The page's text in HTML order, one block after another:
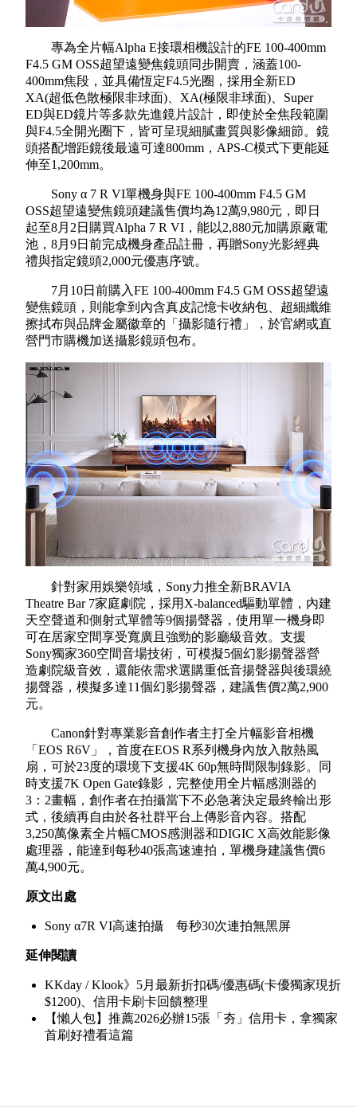
專為全片幅Alpha E接環相機設計的FE 100-400mm
F4.5 GM OSS超望遠變焦鏡頭同步開賣，涵蓋100-
400mm焦段，並具備恆定F4.5光圈，採用全新ED
XA(超低色散極限非球面) XA(極限非球面)
Super
ED與ED鏡片等多款先進鏡片設計，即使於全焦段範圍
與F4.5全開光圈下，皆可呈現細膩畫質與影像細節。鏡
頭搭配增距鏡後最遠可達800mm ， APS-C模式下更能延
伸至1,200mm。
Sony α 7 R VI單機身與FE 100-400mm F4.5 GM
OSS超望遠變焦鏡頭建議售價均為12萬9,980元，即日
起至8月 2 日購買Alpha 7 R VI ，能以2,880元加購原廠電
池， 8月 9日前完成機身產品註冊，再贈Sony光影經典
禮與指定鏡頭2,000元優惠序號。
7月 10日前購入FE 100-400mm F4.5 GM OSS超望遠
變焦鏡頭，則能拿到內含真皮記憶卡收納包、超細纖維
擦拭布與品牌金屬徽章的「攝影隨行禮」，於官網或直
營門市購機加送攝影鏡頭包布。
針對家用娛樂領域， Sony力推全新BRAVIA
Theatre Bar 7家庭劇院，採用 X-balanced驅動單體，內建
天空聲道和側射式單體等9個揚聲器，使用單一機身即
可在居家空間享受寬廣且強勁的影廳級音效。支援
Sony獨家360空間音場技術，可模擬5個幻影揚聲器營
造劇院級音效，還能依需求選購重低音揚聲器與後環繞
揚聲器，模擬多達11個幻影揚聲器，建議售價2萬2,900
元。
Canon針對專業影音創作者主打全片幅影音相機
「 EOS R6V 」，首度在EOS R系列機身內放入散熱風
扇，可於23度的環境下支援4K 60p無時間限制錄影。同
時支援7K Open Gate錄影，完整使用全片幅感測器的
3 ： 2畫幅，創作者在拍攝當下不必急著決定最終輸出形
式，後續再自由於各社群平台上傳影音內容。搭配
3,250萬像素全片幅CMOS感測器和DIGIC X高效能影像
處理器，能達到每秒40張高速連拍，單機身建議售價6
萬4,900元。
原文出處
Sony α7R VI高速拍攝 每秒30次連拍無黑屏
延伸閱讀
KKday / Klook》5月最新折扣碼/優惠碼(卡優獨家現折
$1200)、信用卡刷卡回饋整理
【懶人包】推薦2026必辦15張「夯」信用卡，拿獨家
首刷好禮看這篇